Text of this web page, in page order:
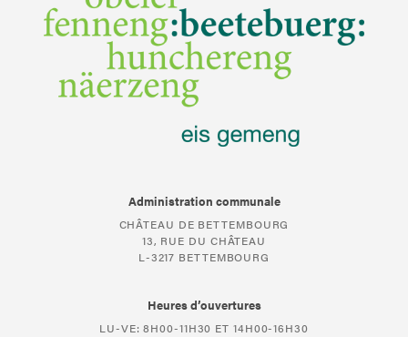
Administration communale
CHÂTEAU DE BETTEMBOURG
13, RUE DU CHÂTEAU
L-3217 BETTEMBOURG
Heures d’ouvertures
LU-VE: 8H00-11H30 ET 14H00-16H30